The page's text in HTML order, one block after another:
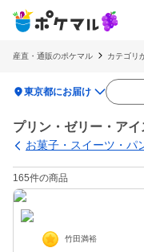
産直・通販のポケマル カテゴリ
location_on東京都にお届け
プリン・ゼリー・ア
お菓子・スイーツ・パ
165件の商品
竹田満裕